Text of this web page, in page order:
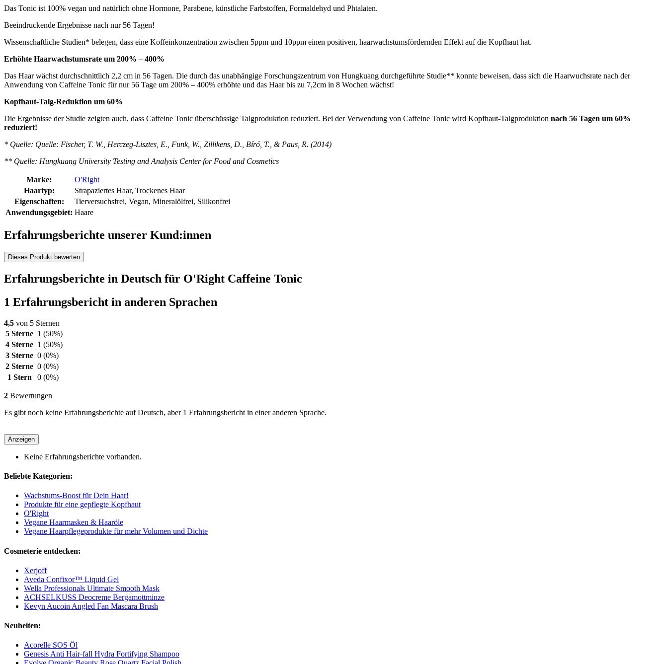
Das Tonic ist 100% vegan und natürlich ohne Hormone, Parabene, künstliche Farbstoffen, Formaldehyd und Phtalaten.
Beeindruckende Ergebnisse nach nur 56 Tagen!
Wissenschaftliche Studien* belegen, dass eine Koffeinkonzentration zwischen 5ppm und 10ppm einen positiven, haarwachstumsfördernden Effekt auf die Kopfhaut hat.
Erhöhte Haarwachstumsrate um 200% – 400%
Das Haar wächst durchschnittlich 2,2 cm in 56 Tagen. Die durch das unabhängige Forschungszentrum von Hungkuang durchgeführte Studie** konnte beweisen, dass sich die Haarwuchsrate nach der
Anwendung von Caffeine Tonic für nur 56 Tage um 200% – 400% erhöhte und das Haar bis zu 7,2cm in 8 Wochen wächst!
Kopfhaut-Talg-Reduktion um 60%
Die Ergebnisse der Studie zeigten auch, dass Caffeine Tonic überschüssige Talgproduktion reduziert. Bei der Verwendung von Caffeine Tonic wird Kopfhaut-Talgproduktion nach 56 Tagen um 60%
reduziert!
* Quelle: Quelle: Fischer, T. W., Herczeg-Lisztes, E., Funk, W., Zillikens, D., Bíró, T., & Paus, R. (2014)
** Quelle: Hungkuang University Testing and Analysis Center for Food and Cosmetics
Marke:
O'Right
Haartyp:
Strapaziertes Haar, Trockenes Haar
Eigenschaften:
Tierversuchsfrei, Vegan, Mineralölfrei, Silikonfrei
Anwendungsgebiet: Haare
Erfahrungsberichte unserer Kund:innen
Dieses Produkt bewerten
Erfahrungsberichte in Deutsch für O'Right Caffeine Tonic
1 Erfahrungsbericht in anderen Sprachen
4,5 von 5 Sternen
5 Sterne 1 (50%)
4 Sterne 1 (50%)
3 Sterne 0 (0%)
2 Sterne 0 (0%)
1 Stern
0 (0%)
2 Bewertungen
Es gibt noch keine Erfahrungsberichte auf Deutsch, aber 1 Erfahrungsbericht in einer anderen Sprache.
Anzeigen
Keine Erfahrungsberichte vorhanden.
Beliebte Kategorien:
Wachstums-Boost für Dein Haar!
Produkte für eine gepflegte Kopfhaut
O'Right
Vegane Haarmasken & Haaröle
Vegane Haarpflegeprodukte für mehr Volumen und Dichte
Cosmeterie entdecken:
Xerjoff
Aveda Confixor™ Liquid Gel
Wella Professionals Ultimate Smooth Mask
ACHSELKUSS Deocreme Bergamottminze
Kevyn Aucoin Angled Fan Mascara Brush
Neuheiten:
Acorelle SOS Öl
Genesis Anti Hair-fall Hydra Fortifying Shampoo